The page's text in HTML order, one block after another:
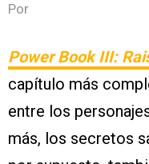
Por
Power Book III:
capítulo más
entre los
más, los secretos